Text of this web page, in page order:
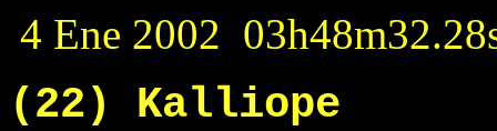
4 Ene 2002
(22) Kalliope